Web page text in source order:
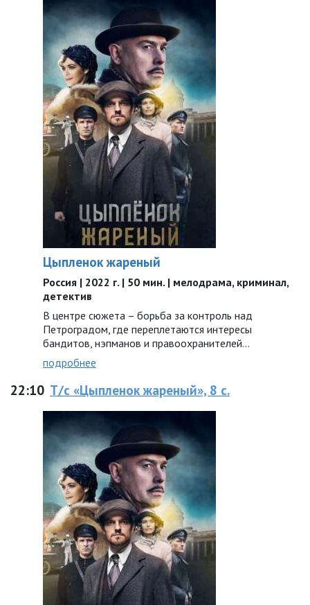
Цыпленок жареный
Россия | 2022 г. | 50 мин. | мелодрама, криминал,
детектив
В центре сюжета – борьба за контроль над
Петроградом, где переплетаются интересы
бандитов, нэпманов и правоохранителей…
подробнее
22:10 Т/с «Цыпленок жареный», 8 с.